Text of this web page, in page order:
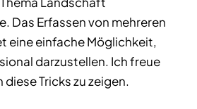
Das Erfassen von mehreren
eine einfache Möglichkeit,
darzustellen. Ich freue
Tricks zu zeigen.